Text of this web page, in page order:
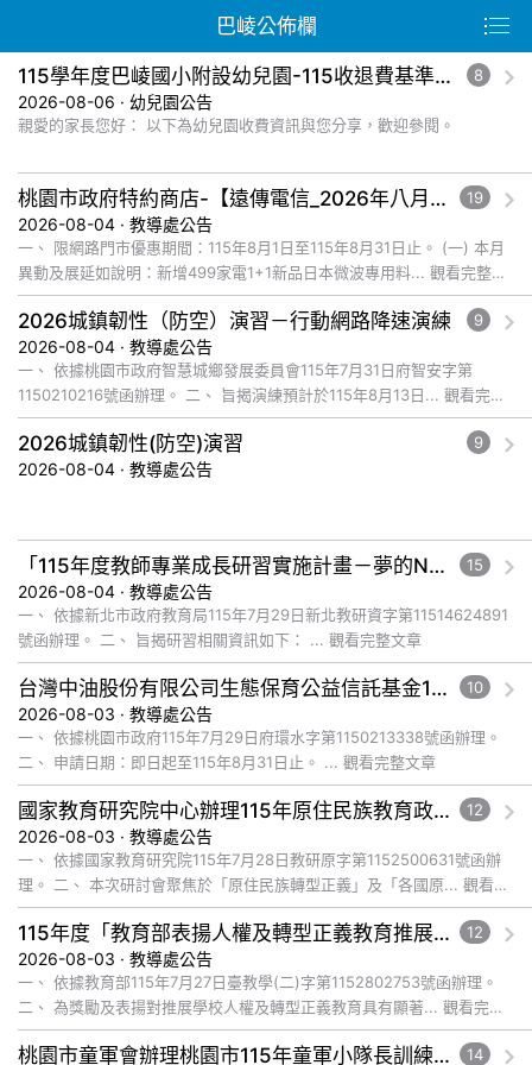
巴崚公佈欄
115學年度巴崚國小附設幼兒園-115收退費基準及減免收費規定公告 8
2026-08-06 · 幼兒園公告
親愛的家長您好： 以下為幼兒園收費資訊與您分享，歡迎參閱。
桃園市政府特約商店-【遠傳電信_2026年八月爸企獻禮優惠活動】福利資訊 19
2026-08-04 · 教導處公告
一、 限網路門市優惠期間：115年8月1日至115年8月31日止。 (一) 本月
異動及展延如說明：新增499家電1+1新品日本微波專用料... 觀看完整文
章
2026城鎮韌性（防空）演習－行動網路降速演練 9
2026-08-04 · 教導處公告
一、 依據桃園市政府智慧城鄉發展委員會115年7月31日府智安字第
1150210216號函辦理。 二、 旨揭演練預計於115年8月13日... 觀看完整
文章
2026城鎮韌性(防空)演習 9
2026-08-04 · 教導處公告
「115年度教師專業成長研習實施計畫－夢的N次方素養工作坊新北場」計畫 15
2026-08-04 · 教導處公告
一、 依據新北市政府教育局115年7月29日新北教研資字第11514624891
號函辦理。 二、 旨揭研習相關資訊如下： ... 觀看完整文章
台灣中油股份有限公司生態保育公益信託基金116年度補助計畫徵件須知 10
2026-08-03 · 教導處公告
一、 依據桃園市政府115年7月29日府環水字第1150213338號函辦理。
二、 申請日期：即日起至115年8月31日止。 ... 觀看完整文章
國家教育研究院中心辦理115年原住民族教育政策研討會「原住民族教育國際趨勢與發展」 12
2026-08-03 · 教導處公告
一、 依據國家教育研究院115年7月28日教研原字第1152500631號函辦
理。 二、 本次研討會聚焦於「原住民族轉型正義」及「各國原... 觀看完
整文章
115年度「教育部表揚人權及轉型正義教育推展貢獻獎」實施計畫 12
2026-08-03 · 教導處公告
一、 依據教育部115年7月27日臺教學(二)字第1152802753號函辦理。
二、 為獎勵及表揚對推展學校人權及轉型正義教育具有顯著... 觀看完整
文章
桃園市童軍會辦理桃園市115年童軍小隊長訓練營活動 14